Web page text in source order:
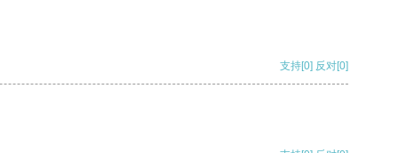
支持[0] 反对[0]